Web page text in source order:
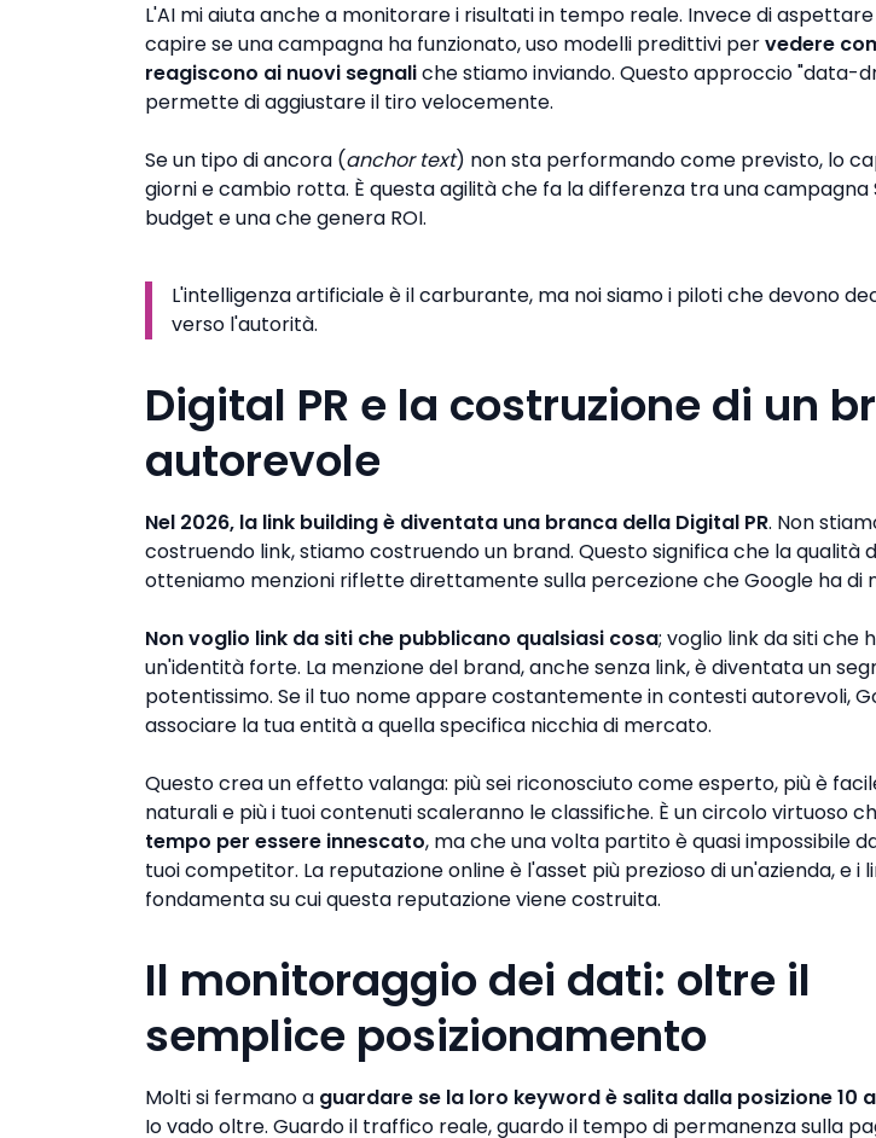
L'AI mi aiuta anche a monitorare i risultati in tempo reale. Invece di
capire se una campagna ha funzionato, uso modelli predittivi pervedere
reagiscono ai nuovi segnaliche stiamo inviando. Questo approccio "data-
permette di aggiustare il tiro velocemente.
Se un tipo di ancora (anchor text) non sta performando come previsto, lo
giorni e cambio rotta. È questa agilità che fa la differenza tra una campagna
budget e una che genera ROI.
L'intelligenza artificiale è il carburante, ma noi siamo i piloti che devono
verso l'autorità.
Digital PR e la costruzione di un
autorevole
Nel 2026, la link building è diventata una branca della Digital PR. Non
costruendo link, stiamo costruendo un brand. Questo significa che la qualità
otteniamo menzioni riflette direttamente sulla percezione che Google ha di
Non voglio link da siti che pubblicano qualsiasi cosa; voglio link da siti che
un'identità forte. La menzione del brand, anche senza link, è diventata un
potentissimo. Se il tuo nome appare costantemente in contesti autorevoli,
associare la tua entità a quella specifica nicchia di mercato.
Questo crea un effetto valanga: più sei riconosciuto come esperto, più è
naturali e più i tuoi contenuti scaleranno le classifiche. È un circolo virtuoso
tempo per essere innescato, ma che una volta partito è quasi impossibile
tuoi competitor. La reputazione online è l'asset più prezioso di un'azienda, e i
fondamenta su cui questa reputazione viene costruita.
Il monitoraggio dei dati: oltre il
semplice posizionamento
Molti si fermano a guardare se la loro keyword è salita dalla posizione 10
Io vado oltre. Guardo il traffico reale, guardo il tempo di permanenza sulla